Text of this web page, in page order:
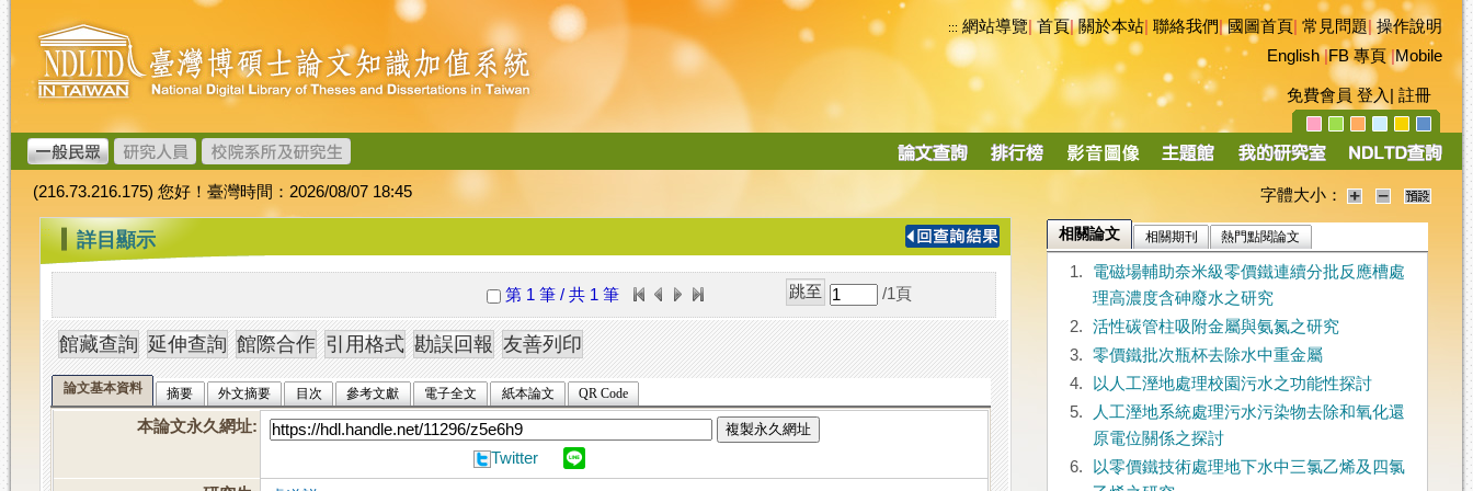
跳
到
主
要
內
容
臺
灣
博
碩
士
論
文
加
值
系
統
::: 網站導覽|首頁|關於本站 聯絡我們|國圖首頁 常見問題|操作說明
English|FB 專頁|Mobile
免費會員 登入 註冊
導
(216.73.216.175) 您好！臺灣時間：2026/08/07 18:45 字體大小：
::: 詳目顯示
第 1 筆 / 共 1 筆 /1 頁
論文基本資料 摘要 外文摘要 目次 參考文獻 電子全文 紙本論文 QR Code
本論文永久網址: 複製永久網址
Twitter
相關論文 相關期刊 熱門點閱論文
1.
電磁場輔助奈米級零價鐵連續分批反應槽處
理高濃度含砷廢水之研究
2.
活性碳管柱吸附金屬與氨氮之研究
3.
零價鐵批次瓶杯去除水中重金屬
4.
以人工溼地處理校園污水之功能性探討
5.
人工溼地系統處理污水污染物去除和氧化還
原電位關係之探討
6.
以零價鐵技術處理地下水中三氯乙烯及四氯